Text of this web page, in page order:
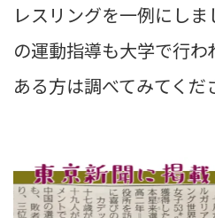
レスリングを一例にし
の運動指導も大学で行
ある方は調べてみてくだ